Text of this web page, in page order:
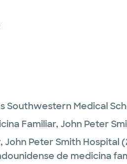
Southwestern Medical
Familiar, John Peter
John Peter Smith Hospital
de medicina